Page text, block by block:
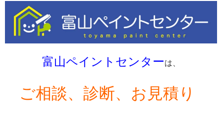
富山ペイントセンターは、
ご相談、診断、お見積り